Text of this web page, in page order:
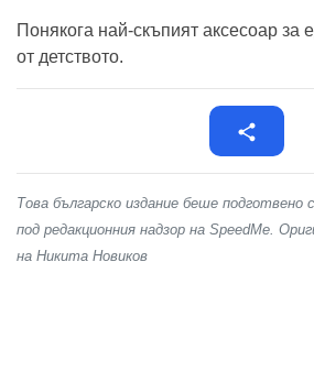
Понякога най-скъпият аксесоар за
от детството.
Това българско издание беше
под редакционния надзор на SpeedMe.
на Никита Новиков